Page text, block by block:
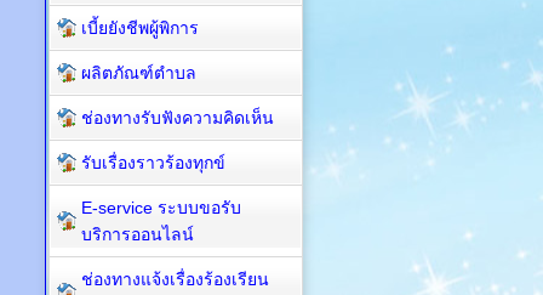
เบี้ยยังชีพผู้พิการ
ผลิตภัณฑ์ตำบล
ช่องทางรับฟังความคิดเห็น
รับเรื่องราวร้องทุกข์
E-service ระบบขอรับ
บริการออนไลน์
ช่องทางแจ้งเรื่องร้องเรียน